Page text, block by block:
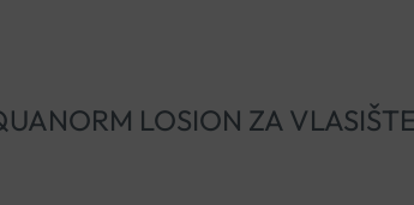
LOSION ZA